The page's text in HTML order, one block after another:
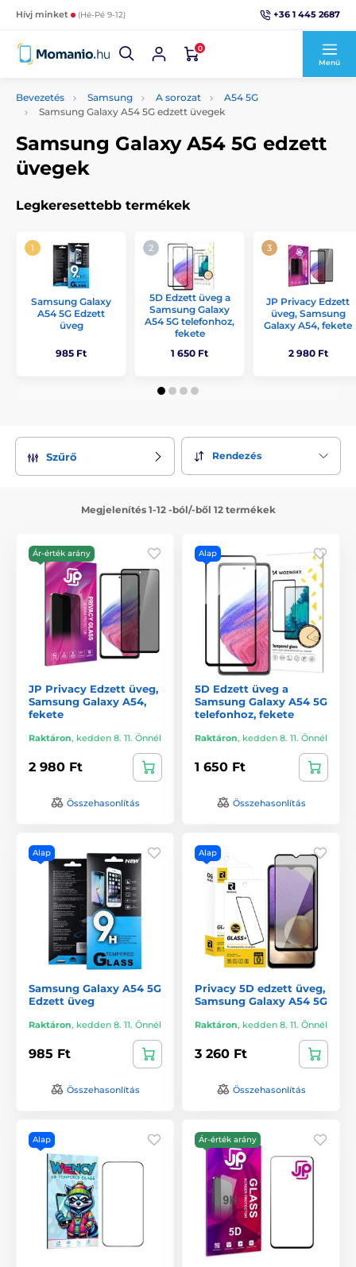
Hívj minket (Hé-Pé 9-12) +36 1 445 2687
0
Menü
Bevezetés Samsung A sorozat
A54 5G
Samsung Galaxy A54 5G edzett üvegek
Samsung Galaxy A54 5G edzett
üvegek
Legkeresettebb termékek
Samsung Galaxy
A54 5G Edzett
üveg
985 Ft
5D Edzett üveg a
Samsung Galaxy
A54 5G telefonhoz,
fekete
1 650 Ft
JP Privacy Edzett
üveg, Samsung
Galaxy A54, fekete
2 980 Ft
Szűrő Rendezés
Megjelenítés 1-12 -ból/-ből 12 termékek
Ár-érték arány
JP Privacy Edzett üveg,
Samsung Galaxy A54,
fekete
Raktáron, kedden 8. 11. Önnél
2 980 Ft
Összehasonlítás
Alap
5D Edzett üveg a
Samsung Galaxy A54 5G
telefonhoz, fekete
Raktáron, kedden 8. 11. Önnél
1 650 Ft
Összehasonlítás
Alap
Samsung Galaxy A54 5G
Edzett üveg
Raktáron, kedden 8. 11. Önnél
985 Ft
Összehasonlítás
Alap
Privacy 5D edzett üveg,
Samsung Galaxy A54 5G
Raktáron, kedden 8. 11. Önnél
3 260 Ft
Összehasonlítás
Alap Ár-érték arány